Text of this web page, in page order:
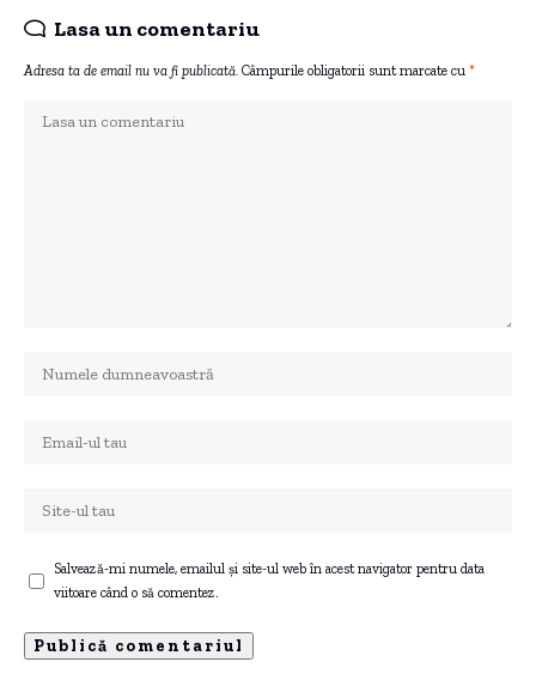
Lasa un comentariu
Adresa ta de email nu va fi publicată. Câmpurile obligatorii sunt marcate cu *
Salvează-mi numele, emailul și site-ul web în acest navigator pentru data
viitoare când o să comentez.